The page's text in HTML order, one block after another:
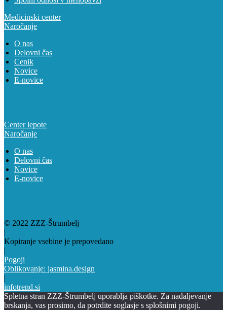
Medicinski center
Naročanje
O nas
Delovni čas
Cenik
Novice
E-novice
Center lepote
Naročanje
O nas
Delovni čas
Novice
E-novice
© 2022 ZZZ-Štrumbelj
|
Kopiranje vsebine je prepovedano
|
Pogoji
Oblikovanje: jasmina.design
|
infotrend.si
Spletna stran ZZZ-Štrumbelj uporablja piškotke. Za nadaljevanje
brskanja, vas prosimo, da potrdite soglasje s splošnimi pogoji.